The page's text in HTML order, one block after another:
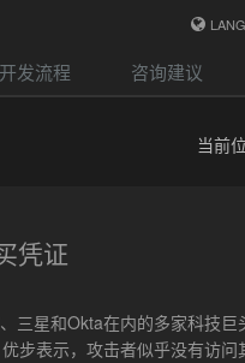
开发流程 咨询建议
当前
凭证
三星和Okta在内的多家科技巨
步表示，攻击者似乎没有访